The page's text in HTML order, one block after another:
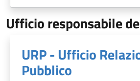
Ufficio responsabile
URP - Ufficio
Pubblico